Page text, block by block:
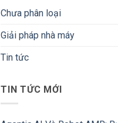
Chưa phân loại
Giải pháp nhà máy
Tin tức
TIN TỨC MỚI